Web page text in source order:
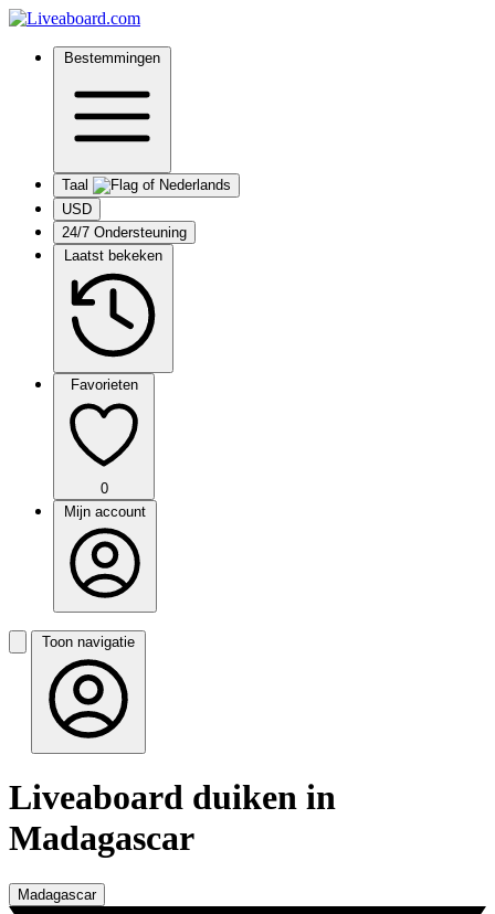
Bestemmingen
Taal
USD
24/7 Ondersteuning
Laatst bekeken
Favorieten
0
Mijn account
Toon navigatie
Liveaboard duiken in
Madagascar
Madagascar